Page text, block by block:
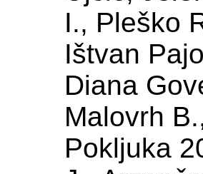
I., Pleško
Ištvan
Diana
Malovrh
Pokljuka